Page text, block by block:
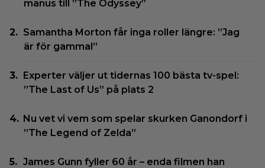
manus till ”The Odyssey”
Samantha Morton får inga roller längre: ”Jag
är för gammal”
Experter väljer ut tidernas 100 bästa tv-spel:
”The Last of Us” på plats 2
Nu vet vi vem som spelar skurken Ganondorf i
”The Legend of Zelda”
James Gunn fyller 60 år – enda filmen han